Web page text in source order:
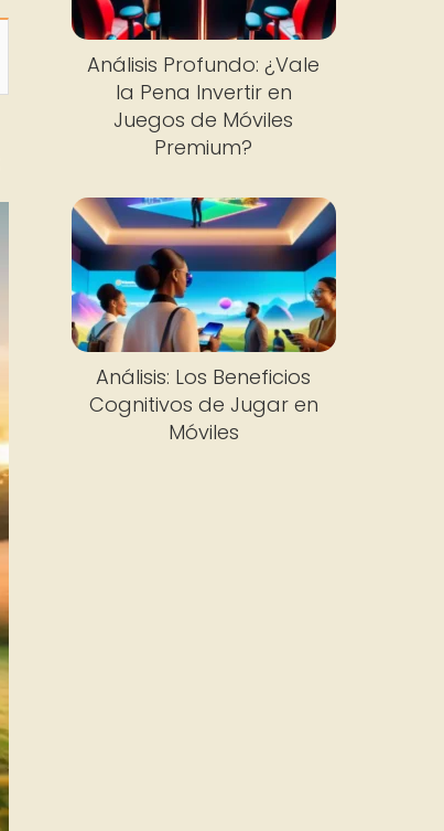
Análisis Profundo: ¿Vale
la Pena Invertir en
Juegos de Móviles
Premium?
Análisis: Los Beneficios
Cognitivos de Jugar en
Móviles